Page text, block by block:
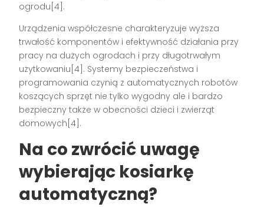
ogrodu[4].
Urządzenia współczesne charakteryzuje wyższa
trwałość komponentów i efektywność działania przy
pracy na dużych ogrodach i przy długotrwałym
użytkowaniu[4]. Systemy bezpieczeństwa i
programowania czynią z automatycznych robotów
koszących sprzęt nie tylko wygodny ale i bardzo
bezpieczny także w obecności dzieci i zwierząt
domowych[4].
Na co zwrócić uwagę
wybierając kosiarkę
automatyczną?